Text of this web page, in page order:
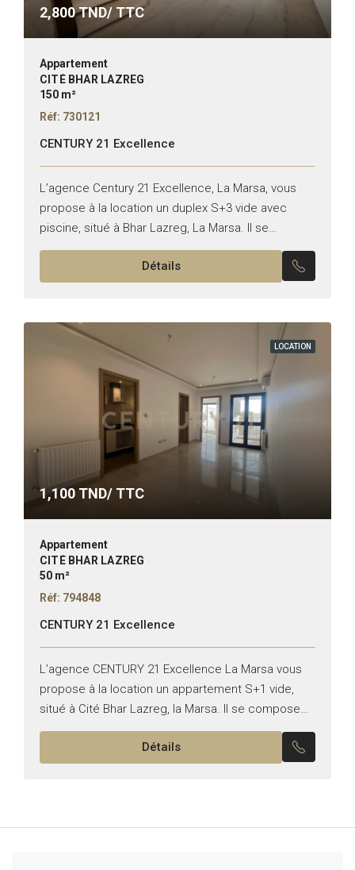
2,800TND/ TTC
Appartement
CITÉ BHAR LAZREG
150 m²
Réf: 730121
CENTURY 21 Excellence
L’agence Century 21 Excellence, La Marsa, vous
propose à la location un duplex S+3 vide avec
piscine, situé à Bhar Lazreg, La Marsa. Il se
compose de : * Au rez-de-chaussée :...
Détails
LOCATION
1,100 TND/ TTC
Appartement
CITÉ BHAR LAZREG
50 m²
Réf: 794848
CENTURY 21 Excellence
L’agence CENTURY 21 Excellence La Marsa vous
propose à la location un appartement S+1 vide,
situé à Cité Bhar Lazreg, la Marsa. Il se compose
de : – Un salon lumineux avec...
Détails